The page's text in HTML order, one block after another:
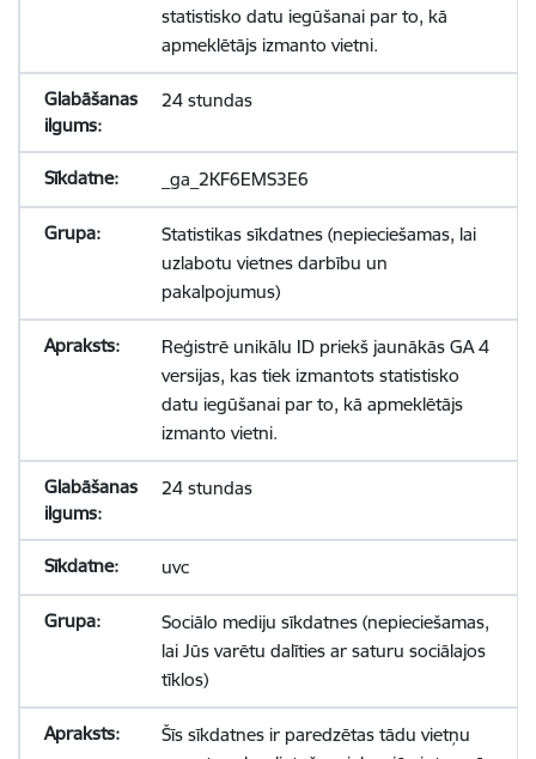
statistisko datu iegūšanai par to, kā
apmeklētājs izmanto vietni.
24 stundas
_ga_2KF6EMS3E6
Statistikas sīkdatnes (nepieciešamas, lai
uzlabotu vietnes darbību un
pakalpojumus)
Reģistrē unikālu ID priekš jaunākās GA 4
versijas, kas tiek izmantots statistisko
datu iegūšanai par to, kā apmeklētājs
izmanto vietni.
24 stundas
uvc
Sociālo mediju sīkdatnes (nepieciešamas,
lai Jūs varētu dalīties ar saturu sociālajos
tīklos)
Šīs sīkdatnes ir paredzētas tādu vietņu